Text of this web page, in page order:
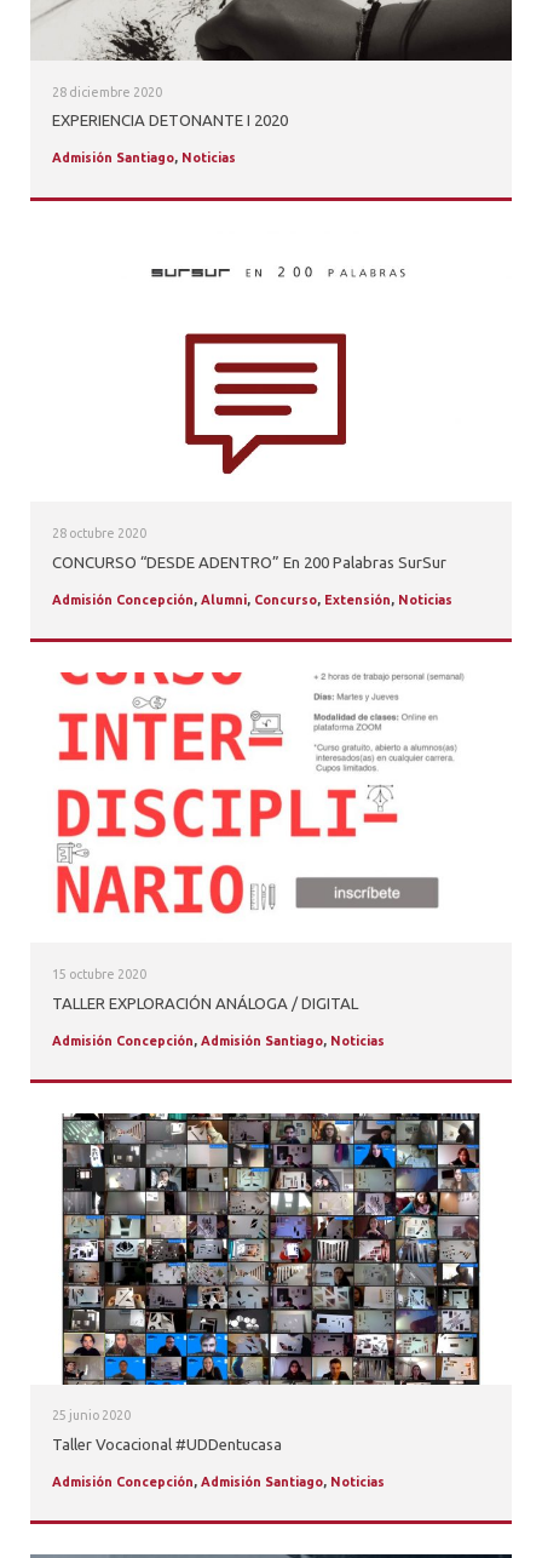
28 diciembre 2020
EXPERIENCIA DETONANTE I 2020
Admisión Santiago, Noticias
28 octubre 2020
CONCURSO “DESDE ADENTRO” En 200 Palabras SurSur
Admisión Concepción, Alumni, Concurso, Extensión, Noticias
15 octubre 2020
TALLER EXPLORACIÓN ANÁLOGA / DIGITAL
Admisión Concepción, Admisión Santiago, Noticias
25 junio 2020
Taller Vocacional #UDDentucasa
Admisión Concepción, Admisión Santiago, Noticias